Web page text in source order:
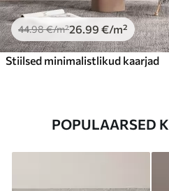
44.98€/m²26 .99 €/m²
Stiilsed minimalistlikud kaarjad
POPULAARSED